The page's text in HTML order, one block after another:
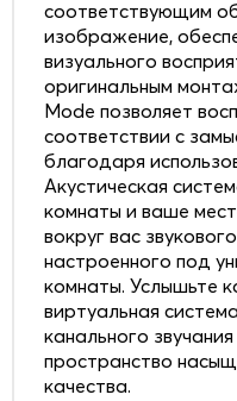
соответствующим
изображение,
визуального
оригинальным
Mode позволяет
соответствии с
благодаря
Акустическая
комнаты и ваше
вокруг вас
настроенного под
комнаты. Услышьте
виртуальная
канального
пространство
качества.